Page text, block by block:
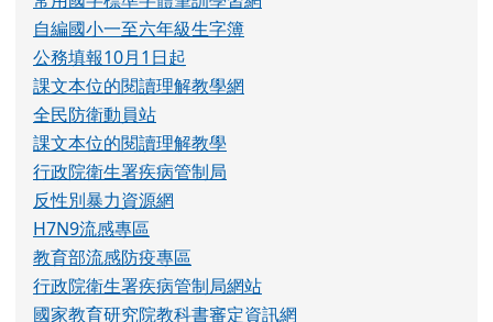
補救教學教育部資源
網路素養網路霸凌宣導
張榮發基金會─道德月刊
數位讀寫網
隨機小語
貧者因書而富，富者因書而貴。